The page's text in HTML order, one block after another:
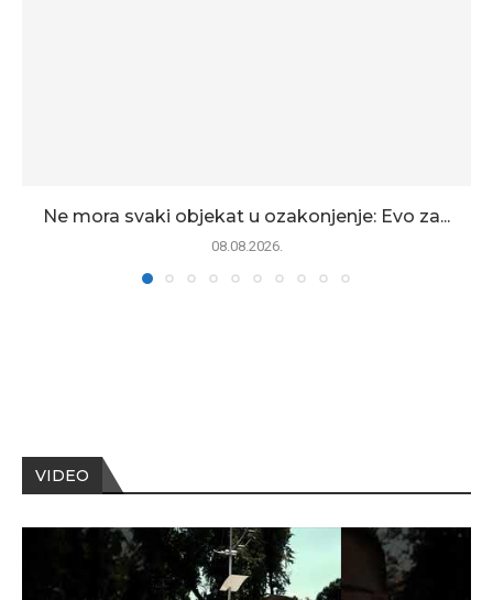
Ne mora svaki objekat u ozakonjenje: Evo za...
08.08.2026.
VIDEO